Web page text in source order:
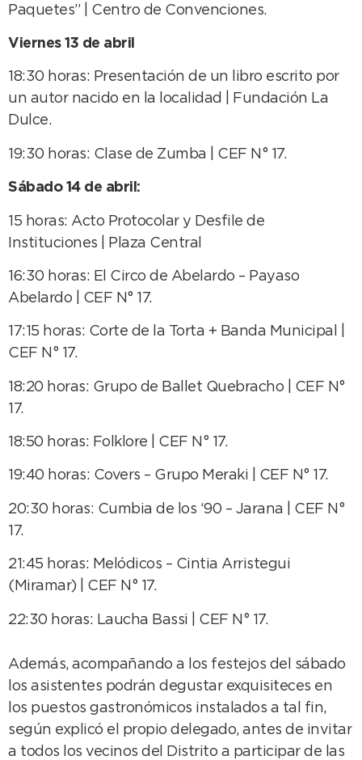
Paquetes” | Centro de Convenciones.
Viernes 13 de abril
18:30 horas: Presentación de un libro escrito por
un autor nacido en la localidad | Fundación La
Dulce.
19:30 horas: Clase de Zumba | CEF N° 17.
Sábado 14 de abril:
15 horas: Acto Protocolar y Desfile de
Instituciones | Plaza Central
16:30 horas: El Circo de Abelardo – Payaso
Abelardo | CEF N° 17.
17:15 horas: Corte de la Torta + Banda Municipal |
CEF N° 17.
18:20 horas: Grupo de Ballet Quebracho | CEF N°
17.
18:50 horas: Folklore | CEF N° 17.
19:40 horas: Covers – Grupo Meraki | CEF N° 17.
20:30 horas: Cumbia de los ‘90 – Jarana | CEF N°
17.
21:45 horas: Melódicos – Cintia Arristegui
(Miramar) | CEF N° 17.
22:30 horas: Laucha Bassi | CEF N° 17.
Además, acompañando a los festejos del sábado
los asistentes podrán degustar exquisiteces en
los puestos gastronómicos instalados a tal fin,
según explicó el propio delegado, antes de invitar
a todos los vecinos del Distrito a participar de las